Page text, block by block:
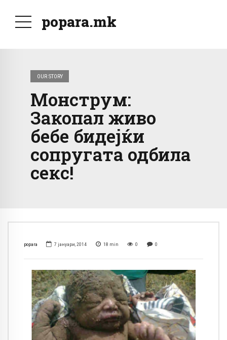
popara.mk
OUR STORY
Монструм:
Закопал живо
бебе бидејќи
сопругата одбила
секс!
popara 7 јануари, 2014 18 min 0 0